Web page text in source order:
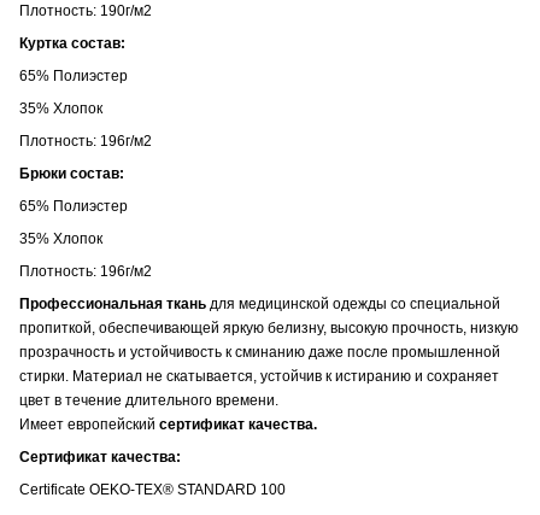
Плотность: 190г/м2
Куртка состав:
65% Полиэстер
35% Хлопок
Плотность: 196г/м2
Брюки состав:
65% Полиэстер
35% Хлопок
Плотность: 196г/м2
Профессиональная ткань для медицинской одежды со специальной
пропиткой, обеспечивающей яркую белизну, высокую прочность, низкую
прозрачность и устойчивость к сминанию даже после промышленной
стирки. Материал не скатывается, устойчив к истиранию и сохраняет
цвет в течение длительного времени.
Имеет европейский сертификат качества.
Сертификат качества:
Certificate OEKO-TEX® STANDARD 100